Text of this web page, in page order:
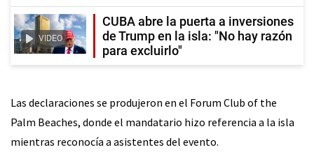
VIDEO
CUBA abre la puerta a inversiones
de Trump en la isla: "No hay razón
para excluirlo"
Las declaraciones se produjeron en el Forum Club of the
Palm Beaches, donde el mandatario hizo referencia a la isla
mientras reconocía a asistentes del evento.